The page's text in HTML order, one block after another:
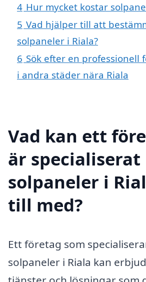
4 Hur mycket kostar
5 Vad hjälper till att
solpaneler i Riala?
6 Sök efter en professionell
i andra städer nära Riala
Vad kan ett
är specialiserat
solpaneler i
till med?
Ett företag som
solpaneler i Riala kan